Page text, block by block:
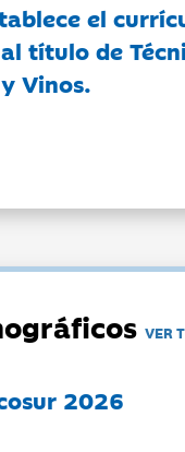
el
título de
Vinos.
VER
2026